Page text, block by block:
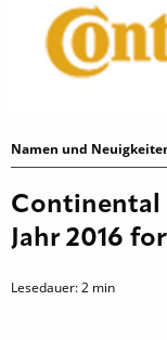
Namen und
Continental
Jahr 2016
Lesedauer:2 min